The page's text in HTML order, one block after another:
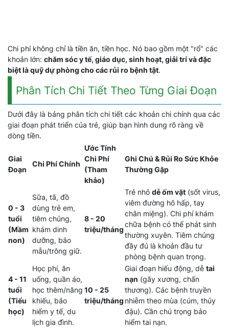
Chi phí không chỉ là tiền ăn, tiền học. Nó bao gồm một "rổ" các
khoản lớn: chăm sóc y tế, giáo dục, sinh hoạt, giải trí và đặc
biệt là quỹ dự phòng cho các rủi ro bệnh tật.
Phân Tích Chi Tiết Theo Từng Giai Đoạn
Dưới đây là bảng phân tích chi tiết các khoản chi chính qua các
giai đoạn phát triển của trẻ, giúp bạn hình dung rõ ràng về
dòng tiền.
Giai
Đoạn
Chi Phí Chính
Ước Tính
Chi Phí
(Tham
khảo)
Ghi Chú & Rủi Ro Sức Khỏe
Thường Gặp
0 - 3
tuổi
(Mầm
non)
Sữa, tã, đồ
dùng trẻ em,
tiêm chủng,
khám dinh
dưỡng, bảo
mẫu/trông giữ.
8 - 20
triệu/tháng
Trẻ nhỏ dễ ốm vặt (sốt virus,
viêm đường hô hấp, tay
chân miệng). Chi phí khám
chữa bệnh có thể phát sinh
thường xuyên. Tiêm chủng
đầy đủ là khoản đầu tư
phòng bệnh quan trọng.
4 - 11
tuổi
(Tiểu
học)
Học phí, ăn
uống, quần áo,
học thêm/năng
khiếu, bảo
hiểm y tế, du
lịch gia đình.
10 - 25
triệu/tháng
Giai đoạn hiếu động, dễ tai
nạn (gãy xương, chấn
thương). Các bệnh truyền
nhiễm theo mùa (cúm, thủy
đậu). Cần chú trọng bảo
hiểm tai nạn.